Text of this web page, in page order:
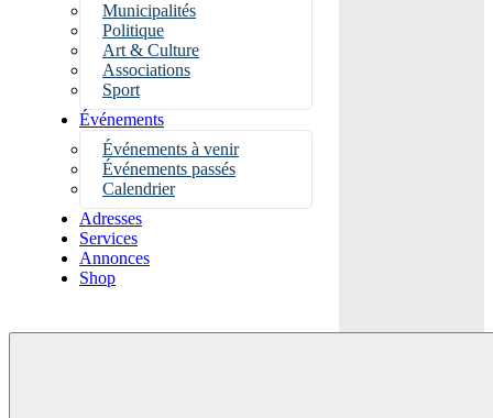
Municipalités
Politique
Art & Culture
Associations
Sport
Événements
Événements à venir
Événements passés
Calendrier
Adresses
Services
Annonces
Shop